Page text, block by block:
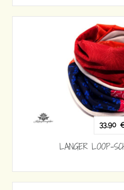
33,90
LANGER LOOP-